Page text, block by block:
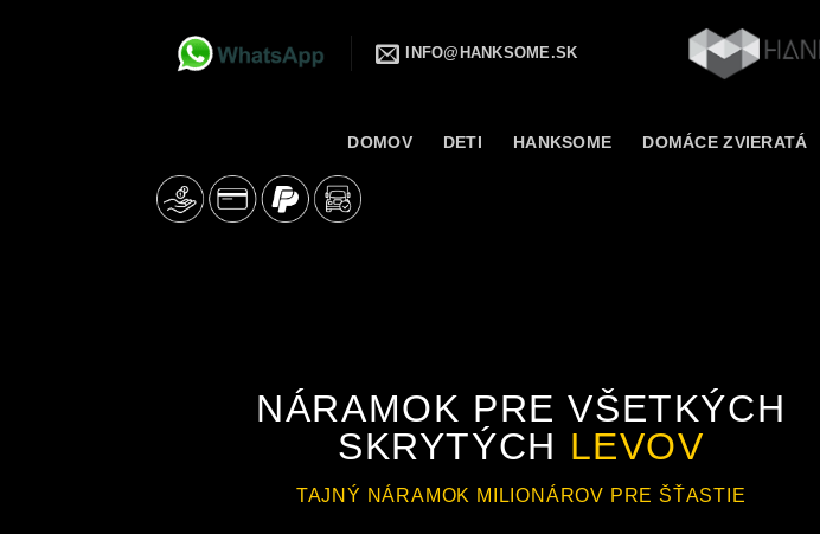
INFO@HANKSOME.SK
DOMOV DETI HANKSOME DOMÁCE ZVIERATÁ
NÁRAMOK PRE VŠETKÝCH
SKRYTÝCH LEVOV
TAJNÝ NÁRAMOK MILIONÁROV PRE ŠŤASTIE